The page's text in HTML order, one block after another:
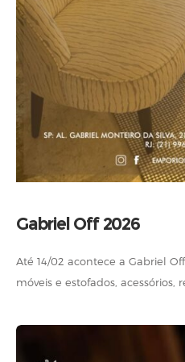
Gabriel Off 2026
Até 14/02 acontece a Gabriel
móveis e estofados, acessórios,
descontos de 10% a 50%.